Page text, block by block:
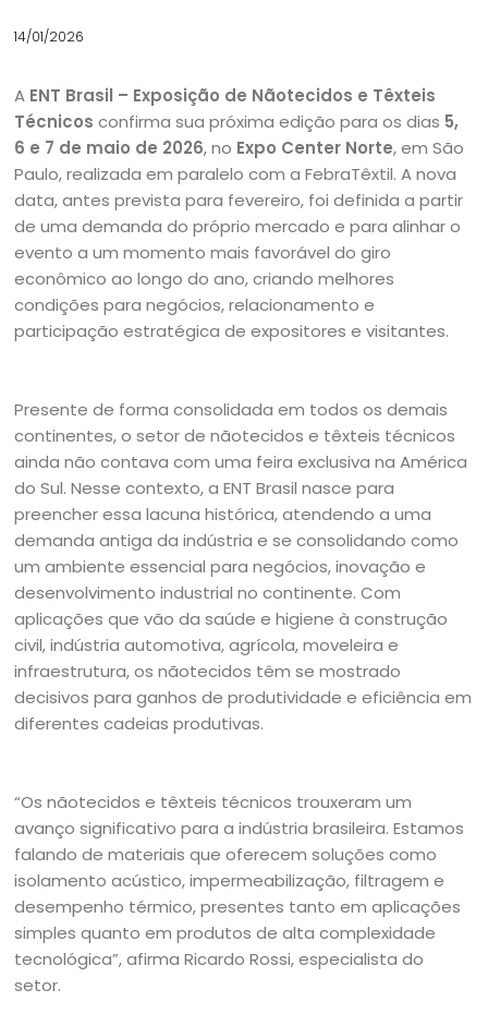
14/01/2026
A ENT Brasil – Exposição de Nãotecidos e Têxteis
Técnicos confirma sua próxima edição para os dias 5,
6 e 7 de maio de 2026, no Expo Center Norte, em São
Paulo, realizada em paralelo com a FebraTêxtil. A nova
data, antes prevista para fevereiro, foi definida a partir
de uma demanda do próprio mercado e para alinhar o
evento a um momento mais favorável do giro
econômico ao longo do ano, criando melhores
condições para negócios, relacionamento e
participação estratégica de expositores e visitantes.
Presente de forma consolidada em todos os demais
continentes, o setor de nãotecidos e têxteis técnicos
ainda não contava com uma feira exclusiva na América
do Sul. Nesse contexto, a ENT Brasil nasce para
preencher essa lacuna histórica, atendendo a uma
demanda antiga da indústria e se consolidando como
um ambiente essencial para negócios, inovação e
desenvolvimento industrial no continente. Com
aplicações que vão da saúde e higiene à construção
civil, indústria automotiva, agrícola, moveleira e
infraestrutura, os nãotecidos têm se mostrado
decisivos para ganhos de produtividade e eficiência em
diferentes cadeias produtivas.
“Os nãotecidos e têxteis técnicos trouxeram um
avanço significativo para a indústria brasileira. Estamos
falando de materiais que oferecem soluções como
isolamento acústico, impermeabilização, filtragem e
desempenho térmico, presentes tanto em aplicações
simples quanto em produtos de alta complexidade
tecnológica”, afirma Ricardo Rossi, especialista do
setor.